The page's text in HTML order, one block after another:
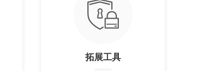
拓展工具